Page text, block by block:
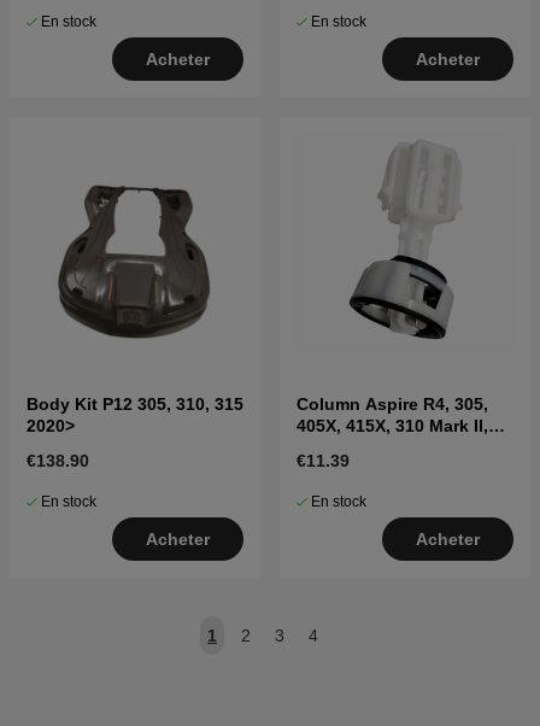
En stock
Acheter
En stock
Acheter
Body Kit P12 305, 310, 315
2020>
€138.90
En stock
Acheter
Column Aspire R4, 305,
405X, 415X, 310 Mark II,
€11.39
En stock
Acheter
1 2 3 4